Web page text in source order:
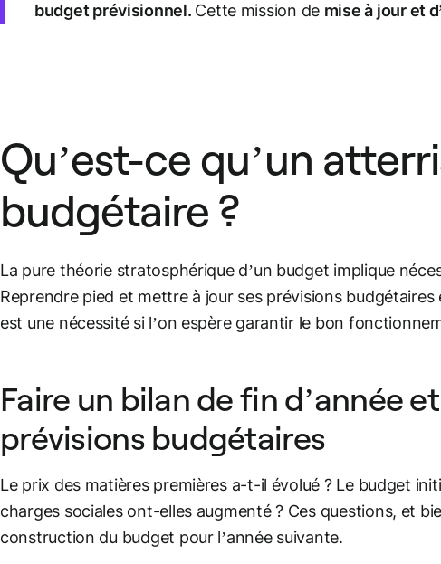
budget prévisionnel. Cette mission de mise à jour et
Qu’est-ce qu’un
budgétaire ?
La pure théorie stratosphérique d’un budget implique
Reprendre pied et mettre à jour ses prévisions
est une nécessité si l’on espère garantir le bon
Faire un bilan de fin d’année
prévisions budgétaires
Le prix des matières premières a-t-il évolué ? Le budget
charges sociales ont-elles augmenté ? Ces questions, et
construction du budget pour l’année suivante.